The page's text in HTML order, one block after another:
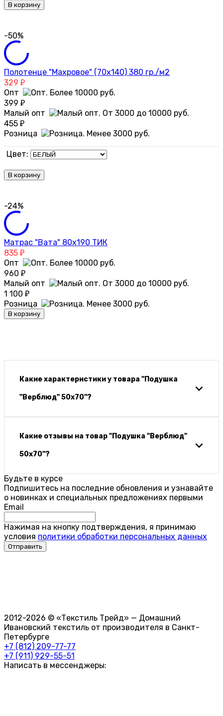
В корзину
-50%
Полотенце "Махровое" (70х140) 380 гр./м2
329 ₽
Опт
399 ₽
Малый опт
455 ₽
Розница
Цвет:
В корзину
-24%
Матрас "Вата" 80х190 ТИК
835 ₽
Опт
960 ₽
Малый опт
1 100 ₽
Розница
В корзину
Какие характеристики у товара "Подушка
"Верблюд" 50х70"?
Какие отзывы на товар "Подушка "Верблюд"
50х70"?
Будьте в курсе
Подпишитесь на последние обновления и узнавайте
о новинках и специальных предложениях первыми
Email
Нажимая на кнопку подтверждения, я принимаю
условия политики обработки персональных данных
2012-2026 © «Текстиль Трейд» — Домашний
Ивановский текстиль от производителя в Санкт-
Петербурге
+7 (812) 209-77-77
+7 (911) 929-55-51
Написать в мессенджеры: